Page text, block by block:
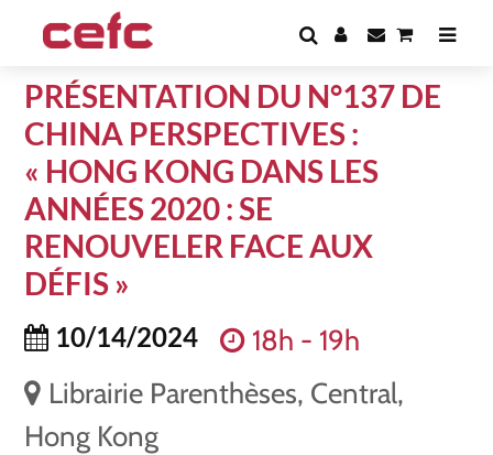
PRÉSENTATION DU N°137 DE
CHINA PERSPECTIVES :
« HONG KONG DANS LES
ANNÉES 2020 : SE
RENOUVELER FACE AUX
DÉFIS »
10/14/2024
18h - 19h
Librairie Parenthèses, Central,
Hong Kong